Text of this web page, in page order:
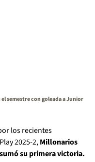
semestre con goleada a Junior
los recientes
2025-2,Millonarios
su primera victoria.